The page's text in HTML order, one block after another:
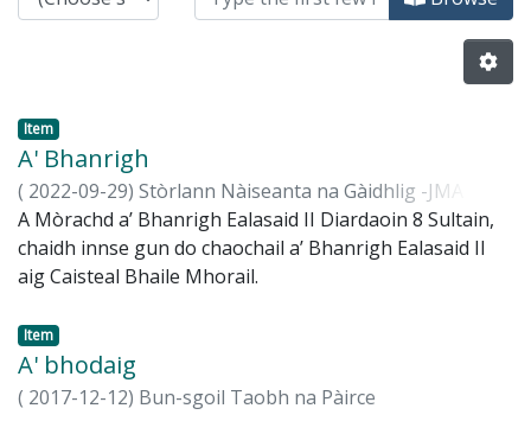
Item
A' Bhanrigh
( 2022-09-29) Stòrlann Nàiseanta na Gàidhlig -JMA
A Mòrachd a’ Bhanrigh Ealasaid II Diardaoin 8 Sultain,
chaidh innse gun do chaochail a’ Bhanrigh Ealasaid II
aig Caisteal Bhaile Mhorail.
Item
A' bhodaig
( 2017-12-12) Bun-sgoil Taobh na Pàirce